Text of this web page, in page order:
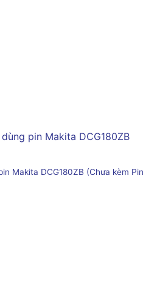
Makita DCG180ZB (Chưa kèm Pin